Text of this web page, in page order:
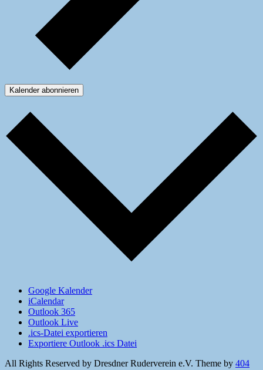
Kalender abonnieren
Google Kalender
iCalendar
Outlook 365
Outlook Live
.ics-Datei exportieren
Exportiere Outlook .ics Datei
All Rights Reserved by Dresdner Ruderverein e.V. Theme by 404